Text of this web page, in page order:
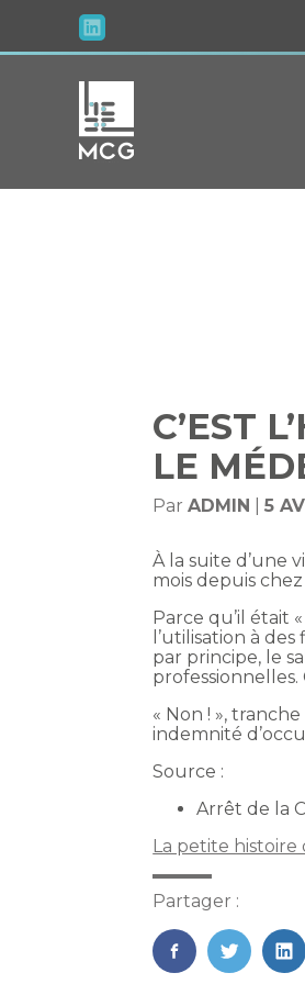
au
C’EST
LE
ParADMIN |5
À la suite d’une
mois depuis
Parce qu’il était
l’utilisation à
par principe, le
professionnelles.
« Non ! »,
indemnité
Source :
Arrêt de la
La petite histoire
Partager :
FaceBook
Twitter